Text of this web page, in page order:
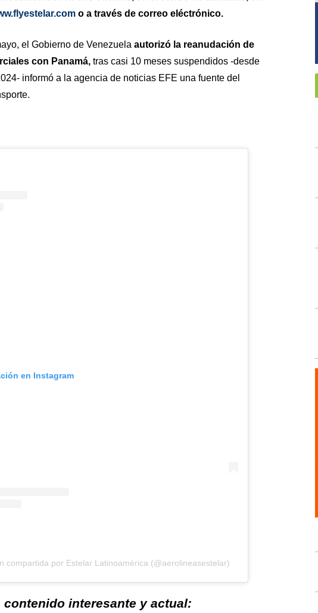
o a través de correo eléctrónico.
el Gobierno de Venezuela autorizó la reanudación de
con Panamá,tras casi 10 meses suspendidos -desde
informó a la agencia de noticias EFE una fuente del
en Instagram
compartida por Estelar Latinoamérica (@aerolineasestelar)
contenido interesante y actual: